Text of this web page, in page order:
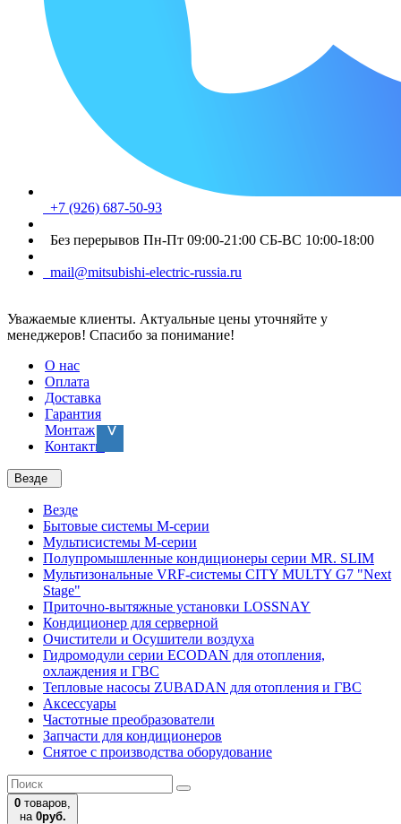
+7 (926) 687-50-93
Без перерывов Пн-Пт 09:00-21:00 СБ-ВС 10:00-18:00
mail@mitsubishi-electric-russia.ru
Уважаемые клиенты. Актуальные цены уточняйте у
менеджеров! Спасибо за понимание!
О нас
Оплата
Доставка
Гарантия
Монтаж
Контакты
Везде
Везде
Бытовые системы M-серии
Мультисистемы M-серии
Полупромышленные кондиционеры серии MR. SLIM
Мультизональные VRF-системы CITY MULTY G7 "Next
Stage"
Приточно-вытяжные установки LOSSNAY
Кондиционер для серверной
Очистители и Осушители воздуха
Гидромодули серии ECODAN для отопления,
охлаждения и ГВС
Тепловые насосы ZUBADAN для отопления и ГВС
Аксесcуары
Частотные преобразователи
Запчасти для кондиционеров
Снятое с производства оборудование
0 товаров,
на 0руб.